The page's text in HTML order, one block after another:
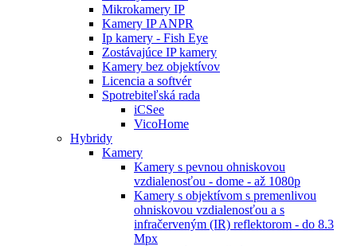
Mikrokamery IP
Kamery IP ANPR
Ip kamery - Fish Eye
Zostávajúce IP kamery
Kamery bez objektívov
Licencia a softvér
Spotrebiteľská rada
iCSee
VicoHome
Hybridy
Kamery
Kamery s pevnou ohniskovou
vzdialenosťou - dome - až 1080p
Kamery s objektívom s premenlivou
ohniskovou vzdialenosťou a s
infračerveným (IR) reflektorom - do 8.3
Mpx